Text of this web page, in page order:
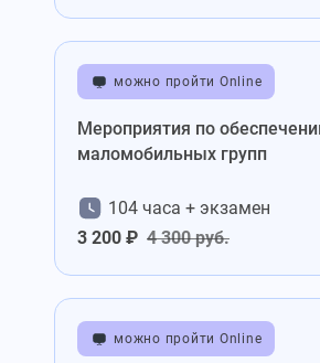
можно пройти Online
Мероприятия по
маломобильных групп
104 часа + экзамен
3 200 ₽ 4 300 руб.
можно пройти Online